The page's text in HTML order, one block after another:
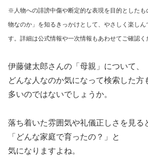
※人物への誹謗中傷や断定的な表現を目的としたも
物なのか」を知るきっかけとして、やさしく楽し
す。詳細は公式情報や一次情報もあわせてご確認く
伊藤健太郎さんの「母親」について、
どんな人なのか気になって検索した方
多いのではないでしょうか。
落ち着いた雰囲気や礼儀正しさを見る
「どんな家庭で育ったの？」と
気になりますよね。